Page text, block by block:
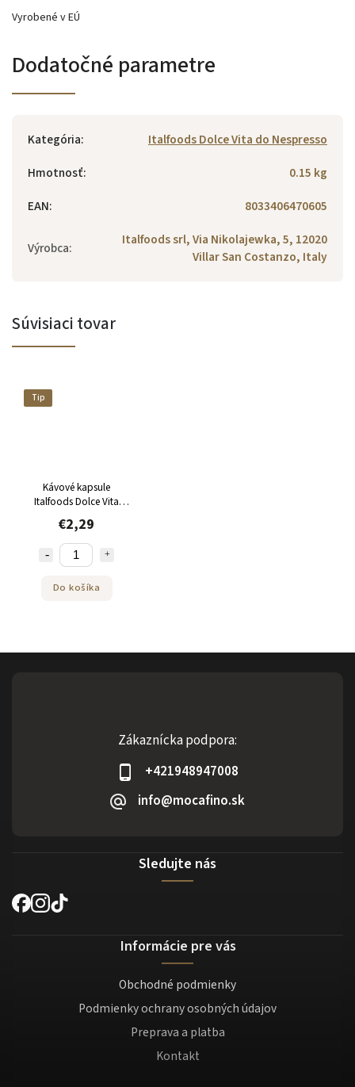
Vyrobené v EÚ
Dodatočné parametre
Kategória:
Italfoods Dolce Vita do Nespresso
Hmotnosť:
0.15 kg
EAN: 8033406470605
Výrobca:
Italfoods srl, Via Nikolajewka, 5, 12020
Villar San Costanzo, Italy
Súvisiaci tovar
Tip
Kávové kapsule
Italfoods Dolce Vita
GRAN GUSTO do
Nespresso 10 kusov
€2,29
Do košíka
Zákaznícka podpora:
+421948947008
info@mocafino.sk
Sledujte nás
Informácie pre vás
Obchodné podmienky
Podmienky ochrany osobných údajov
Preprava a platba
Kontakt